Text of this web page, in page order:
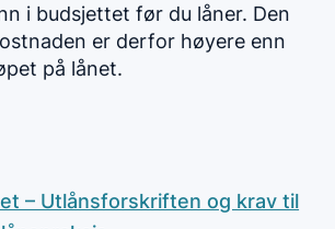
i budsjettet før du låner. Den
er derfor høyere enn
på lånet.
– Utlånsforskriften og krav til